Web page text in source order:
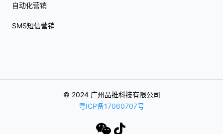
自动化营销
SMS短信营销
© 2024 广州品推科技有限公司
粤ICP备17060707号